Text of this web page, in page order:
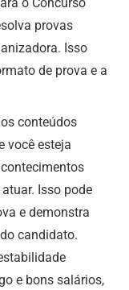
provas
Isso
de prova e a
conteúdos
você esteja
Isso pode
e demonstra
candidato.
e bons salários,